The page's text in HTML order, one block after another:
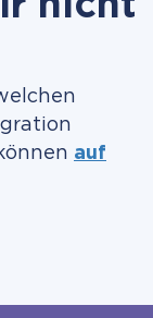
auf